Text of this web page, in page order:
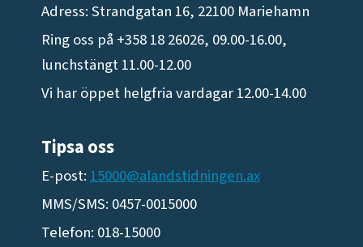
Adress: Strandgatan 16, 22100 Mariehamn
Ring oss på +358 18 26026, 09.00-16.00,
lunchstängt 11.00-12.00
Vi har öppet helgfria vardagar 12.00-14.00
Tipsa oss
E-post:15000@alandstidningen.ax
MMS/SMS: 0457-0015000
Telefon: 018-15000